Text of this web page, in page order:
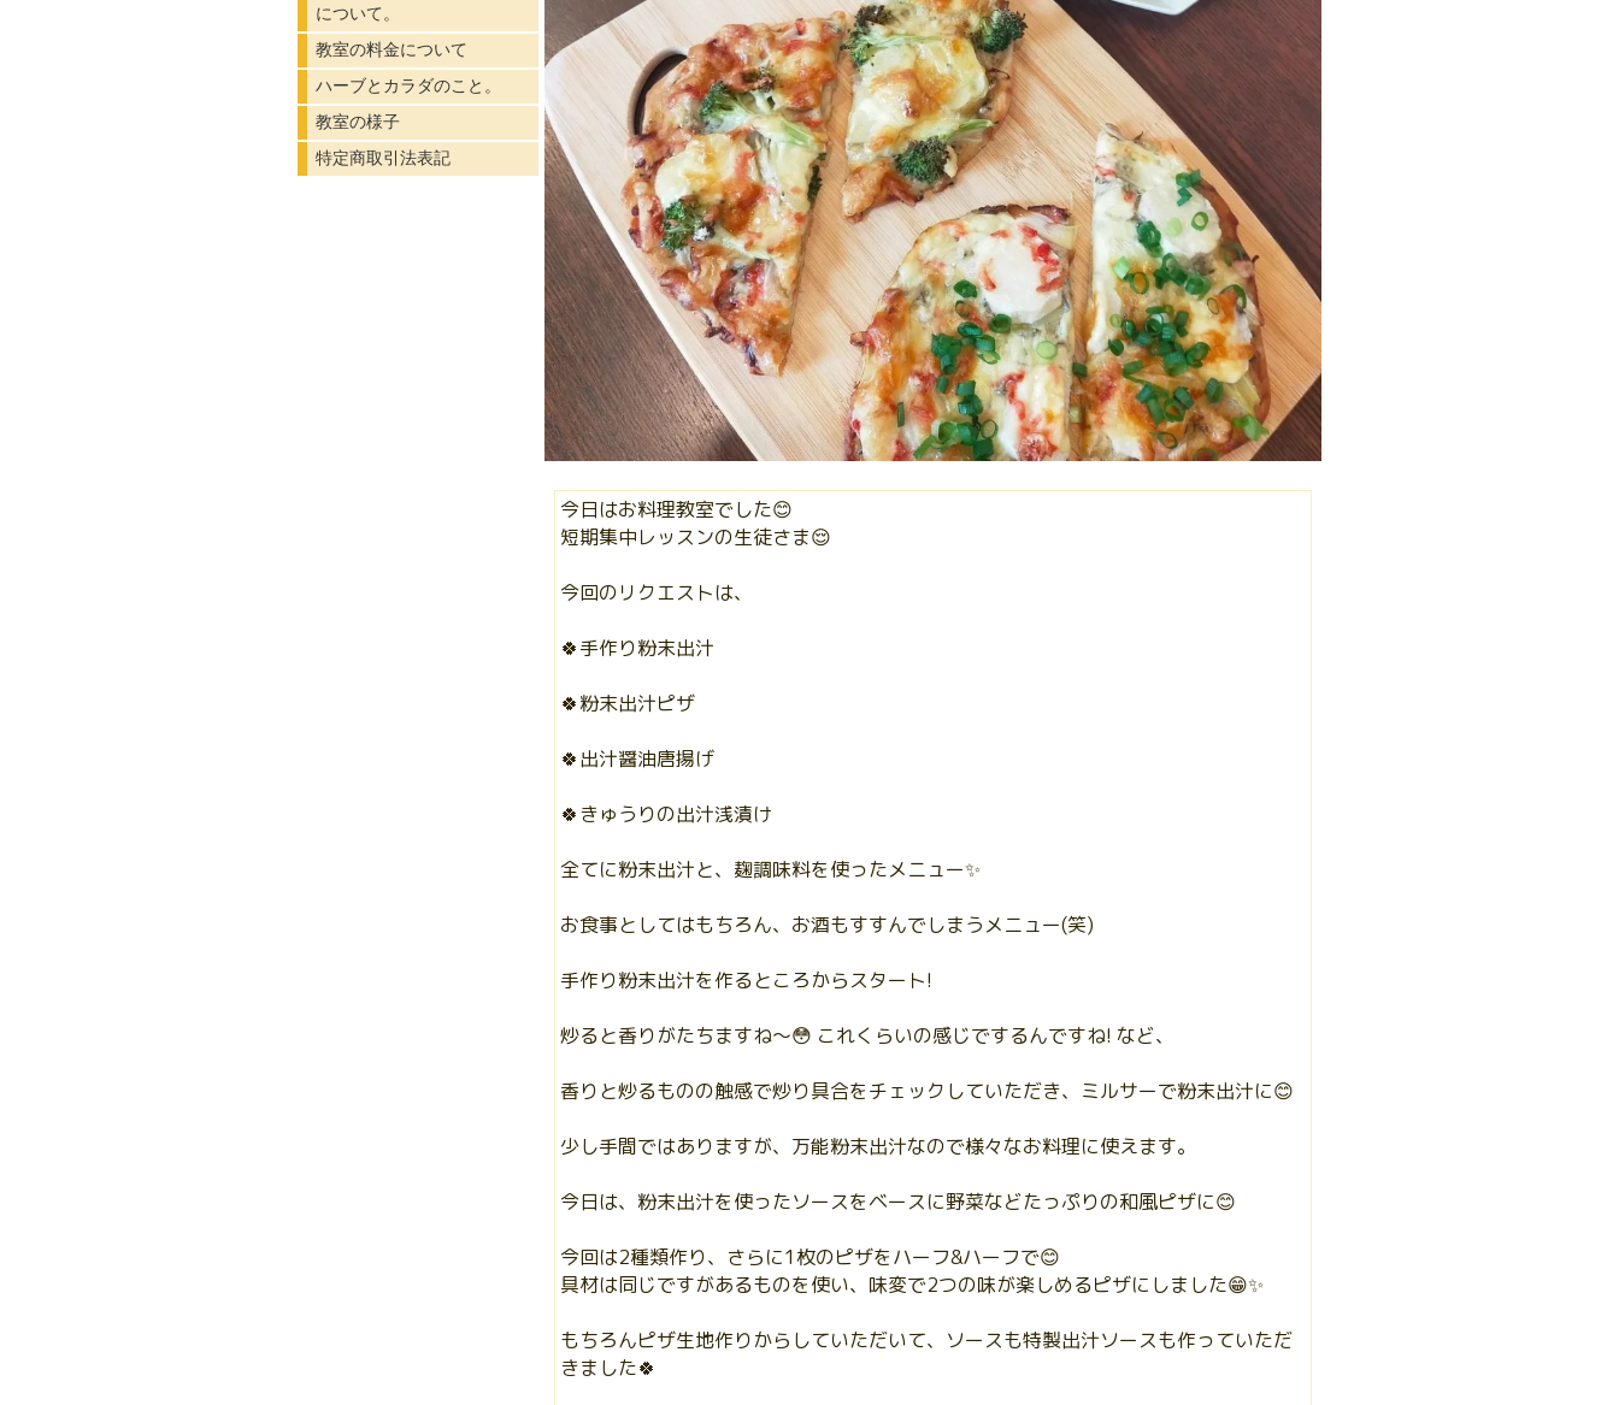
今日はお料理教室でした😊
短期集中レッスンの生徒さま😌
今回のリクエストは、
🍀手作り粉末出汁
🍀粉末出汁ピザ
🍀出汁醤油唐揚げ
🍀きゅうりの出汁浅漬け
全てに粉末出汁と、麹調味料を使ったメニュー✨
お食事としてはもちろん、お酒もすすんでしまうメニュー(笑)
手作り粉末出汁を作るところからスタート!
炒ると香りがたちますね〜😳 これくらいの感じでするんですね! など、
香りと炒るものの触感で炒り具合をチェックしていただき、ミルサーで粉末出汁に😊
少し手間ではありますが、万能粉末出汁なので様々なお料理に使えます。
今日は、粉末出汁を使ったソースをベースに野菜などたっぷりの和風ピザに😊
今回は2種類作り、さらに1枚のピザをハーフ&ハーフで😊
具材は同じですがあるものを使い、味変で2つの味が楽しめるピザにしました😁✨
もちろんピザ生地作りからしていただいて、ソースも特製出汁ソースも作っていただ
きました🍀
について。
教室の料金について
ハーブとカラダのこと。
教室の様子
特定商取引法表記